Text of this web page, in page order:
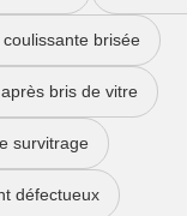
brisée
bris de vitre
survitrage
défectueux